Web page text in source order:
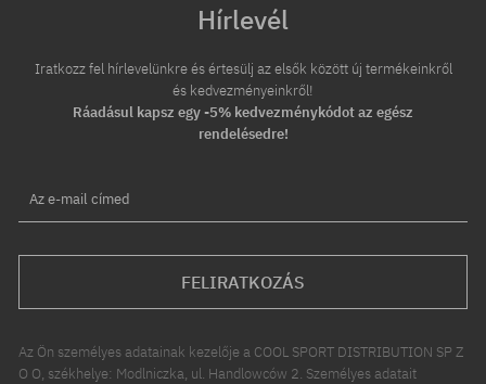
Hírlevél
Iratkozz fel hírlevelünkre és értesülj az elsők között új termékeinkről
és kedvezményeinkről!
Ráadásul kapsz egy -5% kedvezménykódot az egész
rendelésedre!
Az e-mail címed
FELIRATKOZÁS
Az Ön személyes adatainak kezelője a COOL SPORT DISTRIBUTION SP Z
O O, székhelye: Modlniczka, ul. Handlowców 2. Személyes adatait